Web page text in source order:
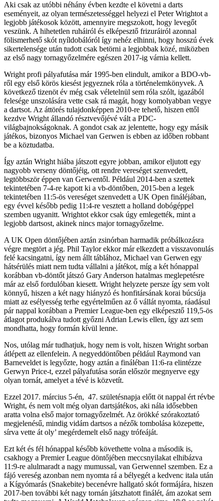
Aki csak az utóbbi néhány évben kezdte el követni a darts
eseményeit, az olyan természetességgel helyezi el Peter Wrightot a
legjobb játékosok között, amennyire megszokott, hogy levegőt
veszünk. A hihetetlen ruháiról és elképesztő frizuráiról azonnal
fölismerhető skót nyíldobálóról így nehéz elhinni, hogy hosszú évek
sikertelensége után tudott csak betörni a legjobbak közé, miközben
az első nagy tornagyőzelmére egészen 2017-ig várnia kellett.
Wright profi pályafutása már 1995-ben elindult, amikor a BDO-vb-
ről egy első körös kiesést jegyeznek róla a történelemkönyvek. A
következő tizenöt év még csak véletelnül sem róla szólt, igazából
felesége unszolására vette csak rá magát, hogy komolyabban vegye
a dartsot. Az áttörés tulajdonképpen 2010-re tehető, hiszen ettől
kezdve Wright állandó résztvevőjévé vált a PDC-
világbajnokságoknak. A gondot csak az jelentette, hogy egy másik
játékos, bizonyos Michael van Gerwen is ebben az időben robbant
be a köztudatba.
Így aztán Wright hiába játszott egyre jobban, amikor eljutott egy
nagyobb verseny döntőjéig, ott rendre vereséget szenvedett,
legtöbbször éppen van Gerwentől. Például 2014-ben a szettek
tekintetében 7-4-re kapott ki a vb-döntőben, 2015-ben a legek
tekintetében 11:5-ös vereséget szenvedett a UK Open fináléjában,
egy évvel később pedig 11:4-re vesztett a holland dobógéppel
szemben ugyanitt. Wrightot ekkor csak úgy emlegették, mint a
legjobb dartsost, akinek nincs major tornagyőzelme.
A UK Open döntőjében aztán zsinórban harmadik próbálkozásra
végre megtört a jég. Phil Taylor ekkor már elkezdett a visszavonulás
felé kacsingatni, így nem állt táblához, Michael van Gerwen egy
hátsérülés miatt nem tudta vállalni a játékot, míg a két hónappal
korábban vb-döntőt játszó Gary Anderson hatalmas meglepetésre
már az első fordulóban kiesett. Wright helyzete persze így sem volt
könnyű, hiszen a két nagy hiányzó és honfitársának korai búcsúja
miatt az esélyesség terhe egyértelműen az ő vállát nyomta, ráadásul
pár nappal korábban a Premier League-ben egy elképesztő 119,5-ös
átlagot produkálva tudott győzni Adrian Lewis ellen, így azt sem
mondhatta, hogy formán kívül lenne.
Nos, utólag már tudhatjuk, hogy nem is volt, hiszen Wright sorban
átlépett az ellenfelein. A negyeddöntőben például Raymond van
Barneveldet is legyőzte, hogy aztán a fináléban 11:6-ra elintézze
Gerwyn Price-t, ezzel pályafutása során először megnyerve egy
olyan tornát, amelyet a tévé is közvetít.
Ezzel 2017. március 5-én, 47. születésnapja előtt öt nappal ért révbe
Wright, és nem volt még olyan dartsjátékos, aki nála idősebben
aratta volna első major tornagyőzelmét. Az örökké szórakoztató
megjelenésű, mindig vidám dartsos a nézők tombolása közepette,
sírva vette át oly’ megérdemelt első nagy trófeáját.
Ezt két és fél hónappal később követhette volna a második is,
csakhogy a Premier League döntőjében meccsnyilakat elhibázva
11:9-re alulmaradt a nagy mumussal, van Gerwennel szemben. Ez a
fájó vereség azonban nem nyomta rá a bélyegét a kedvenc itala után
a Kígyómarás (Snakebite) becenévre hallgató skót formájára, hiszen
2017-ben további két nagy tornán játszhatott finálét, ám azokat sem